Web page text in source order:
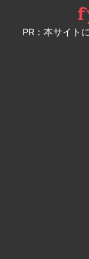
contentPR：本サイト